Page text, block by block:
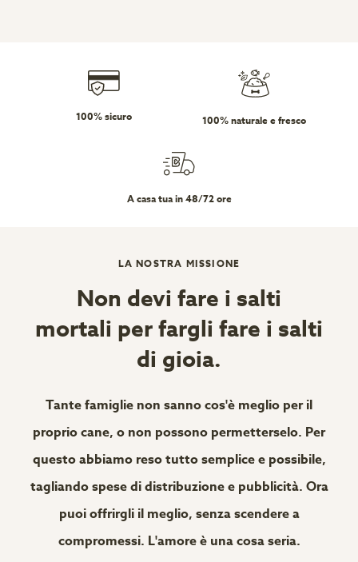
100% sicuro 100% naturale e fresco
A casa tua in 48/72 ore
LA NOSTRA MISSIONE
Non devi fare i salti
mortali per fargli fare i salti
di gioia.
Tante famiglie non sanno cos'è meglio per il
proprio cane, o non possono permetterselo. Per
questo abbiamo reso tutto semplice e possibile,
tagliando spese di distribuzione e pubblicità. Ora
puoi offrirgli il meglio, senza scendere a
compromessi. L'amore è una cosa seria.